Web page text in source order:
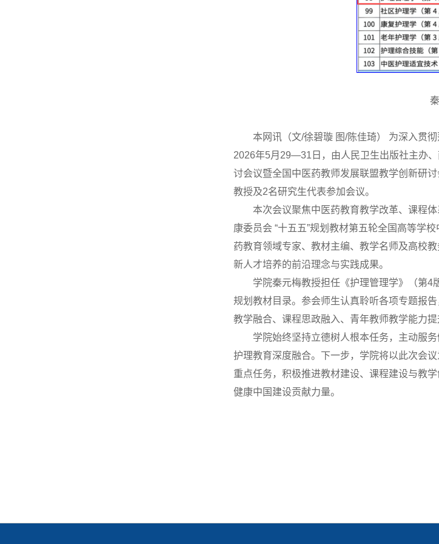
本网讯（文/徐碧璇 图/陈佳琦） 为深入贯
2026年5月29—31日，由人民卫生出版社主办
讨会议暨全国中医药教师发展联盟教学创新研
教授及2名研究生代表参加会议。
本次会议聚焦中医药教育教学改革、课程
康委员会 “十五五”规划教材第五轮全国高等学
药教育领域专家、教材主编、教学名师及高校
新人才培养的前沿理念与实践成果。
学院秦元梅教授担任《护理管理学》（第
规划教材目录。参会师生认真聆听各项专题报
教学融合、课程思政融入、青年教师教学能力
学院始终坚持立德树人根本任务，主动服
护理教育深度融合。下一步，学院将以此次会
重点任务，积极推进教材建设、课程建设与教
健康中国建设贡献力量。